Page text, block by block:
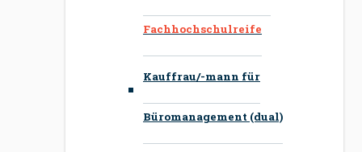
Fachhochschulreife
Kauffrau/-mann für
Büromanagement (dual)